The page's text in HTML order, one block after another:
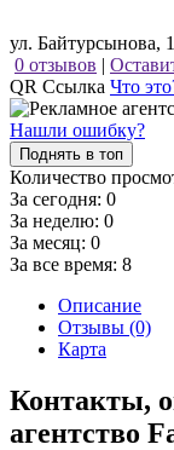
ул. Байтурсынова,
0 отзывов |
QR Ссылка Что
Нашли ошибку?
Поднять в топ
Количество
За сегодня: 0
За неделю: 0
За месяц: 0
За все время: 8
Описание
Отзывы (0)
Карта
Контакты,
агентство